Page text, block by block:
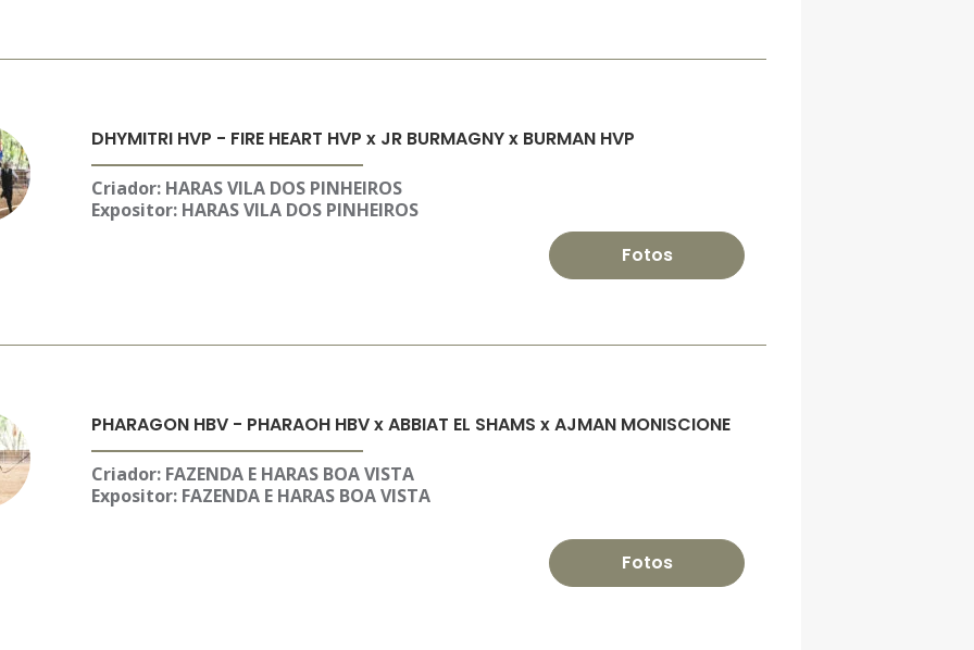
DHYMITRI HVP - FIRE HEART HVP x JR BURMAGNY x BURMAN HVP
Criador: HARAS VILA DOS PINHEIROS
Expositor: HARAS VILA DOS PINHEIROS
Fotos
PHARAGON HBV - PHARAOH HBV x ABBIAT EL SHAMS x AJMAN MONISCIONE
Criador: FAZENDA E HARAS BOA VISTA
Expositor: FAZENDA E HARAS BOA VISTA
Fotos